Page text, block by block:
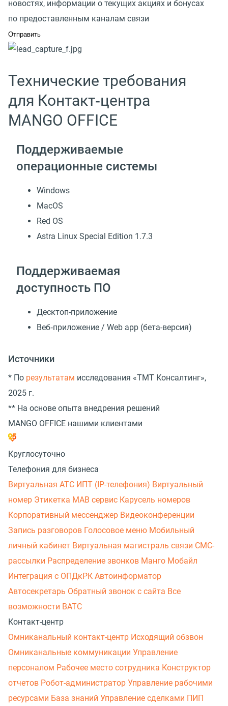
новостях, информации о текущих акциях и бонусах
по предоставленным каналам связи
Технические требования
для Контакт‑центра
MANGO OFFICE
Поддерживаемые
операционные системы
Windows
MacOS
Red OS
Astra Linux Special Edition 1.7.3
Поддерживаемая
доступность ПО
Десктоп-приложение
Веб‑приложение / Web app (бета-версия)
Источники
* По результатам исследования «TMT Консалтинг»,
2025 г.
** На основе опыта внедрения решений
MANGO OFFICE нашими клиентами
Круглосуточно
Телефония для бизнеса
Виртуальная АТС ИПТ (IP-телефония) Виртуальный
номер Этикетка МАВ сервис Карусель номеров
Корпоративный мессенджер Видеоконференции
Запись разговоров Голосовое меню Мобильный
личный кабинет Виртуальная магистраль связи СМС-
рассылки Распределение звонков Манго Мобайл
Интеграция с ОПДкРК Автоинформатор
Автосекретарь Обратный звонок с сайта Все
возможности ВАТС
Контакт-центр
Омниканальный контакт-центр Исходящий обзвон
Омниканальные коммуникации Управление
персоналом Рабочее место сотрудника Конструктор
отчетов Робот-администратор Управление рабочими
ресурсами База знаний Управление сделками ПИП